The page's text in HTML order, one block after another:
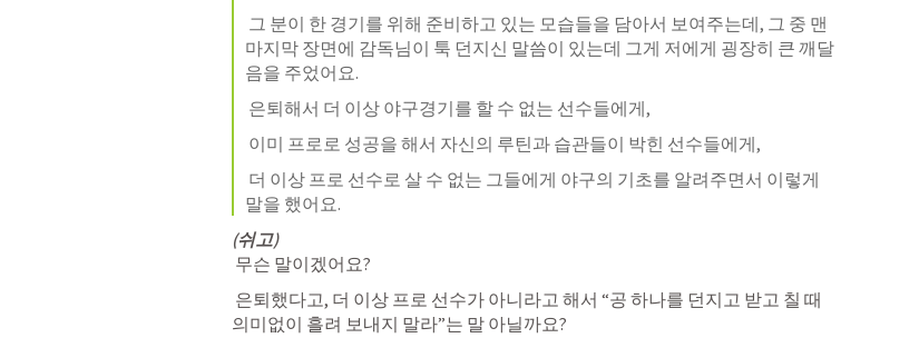
그 분이 한 경기를 위해 준비하고 있는 모습들을 담아서 보여주는데, 그 중 맨
마지막 장면에 감독님이 툭 던지신 말씀이 있는데 그게 저에게 굉장히 큰 깨달
음을 주었어요.
은퇴해서 더 이상 야구경기를 할 수 없는 선수들에게,
이미 프로로 성공을 해서 자신의 루틴과 습관들이 박힌 선수들에게,
더 이상 프로 선수로 살 수 없는 그들에게 야구의 기초를 알려주면서 이렇게
말을 했어요.
(쉬고)
무슨 말이겠어요?
은퇴했다고, 더 이상 프로 선수가 아니라고 해서 “공 하나를 던지고 받고 칠 때
의미없이 흘려 보내지 말라”는 말 아닐까요?